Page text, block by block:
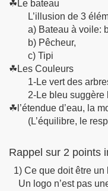
☘Le bateau
L’illusion de 3
a) Bateau à voile:
b) Pêcheur,
c) Tipi
☘Les Couleurs
1-Le vert des arbres
2-Le bleu suggère la
☘l’étendue d’eau, la
(L’équilibre, le
Rappel sur 2 points
1) Ce que doit être un
Un logo n’est pas